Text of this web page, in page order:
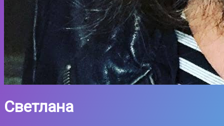
Светлана